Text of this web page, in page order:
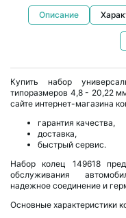
Описание
Купить набор
типоразмеров 4,8 - 20,22
сайте интернет-магазина
гарантия качества,
доставка,
быстрый сервис.
Набор колец 149618
обслуживания
надежное соединение и
Основные характеристики